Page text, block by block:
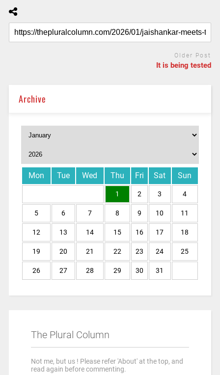
Older Post
It is being tested
Archive
Mon Tue Wed Thu Fri Sat Sun
1 2 3 4
5 6 7 8 9 10 11
12 13 14 15 16 17 18
19 20 21 22 23 24 25
26 27 28 29 30 31
The Plural Column
Not me, but us ! Please refer 'About' at the top, and
read again before commenting.